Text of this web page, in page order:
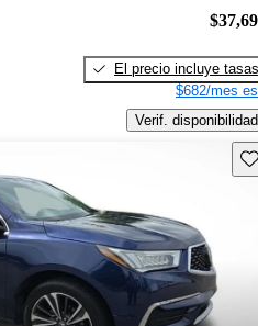
El precio incluye tasas
$682/mes
Verif. disponibilidad